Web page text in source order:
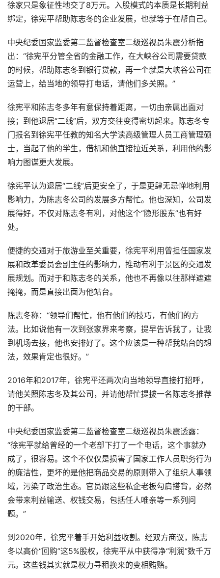
徐家只是象征性地交了8万元。入股模式的本质是长期利益
绑定，徐宪平帮助陈志冬的企业发展，也就等于在帮自己。
中央纪委国家监委第二监督检查室二级巡视员朱震分析指
出：“徐宪平分管全省的金融工作，在大峡谷公司需要贷款
的时候，帮助陈志冬到银行贷款，再一个就是大峡谷公司在
运营上，给当地的领导打电话，请他们多关照。”
徐宪平和陈志冬多年有意保持着距离，一切由亲属出面对
接；到他退居“二线”后，双方交往变得密切起来。陈志冬专
门报名到徐宪平任教的知名大学读高级管理人员工商管理硕
士，当起了他的学生，借机和他直接拉近关系，利用他的影
响力图谋更大发展。
徐宪平认为退居“二线”后更安全了，于是更肆无忌惮地利用
影响力，为陈志冬公司的发展多方帮忙。他也深知，公司发
展得好，不仅对陈志冬有利，对他这个“隐形股东”也有好
处。
便捷的交通对于旅游业至关重要，徐宪平利用曾担任国家发
展和改革委员会副主任的影响力，推动有利于景区的交通发
展规划。而对于和陈志冬的关系，他也不再像以往那样遮遮
掩掩，而是直接出面为他站台。
陈志冬称：“领导们帮忙，他有他们的技巧，有他们的方
法。比如说他有一次到张家界来考察，提早告诉我了，让我
到机场去接，他也安排好了。这个应该是一种帮我站台的想
法，效果肯定也很好。”
2016年和2017年，徐宪平还两次向当地领导直接打招呼，
请他关照陈志冬及其公司，并请他帮忙提拔一名陈志冬推荐
的干部。
中央纪委国家监委第二监督检查室二级巡视员朱震透露：
“徐宪平就给曾经的一个老部下打了一个电话，这个事就办
成了，很容易。这个不仅仅是损害了国家工作人员职务行为
的廉洁性，更坏的是他把商品交易的原则带入了组织人事领
域，污染了政治生态。官员跟这些私企老板勾肩搭背，必然
会带来利益输送、权钱交易，包括任人唯亲等一系列问
题。”
到2020年，徐宪平着手开始利益收割。经双方商议，陈志
冬以高价“回购”这5%股权，徐宪平从中获得净“利润”数千万
元。这些钱其实就是权力寻租换来的变相贿赂。